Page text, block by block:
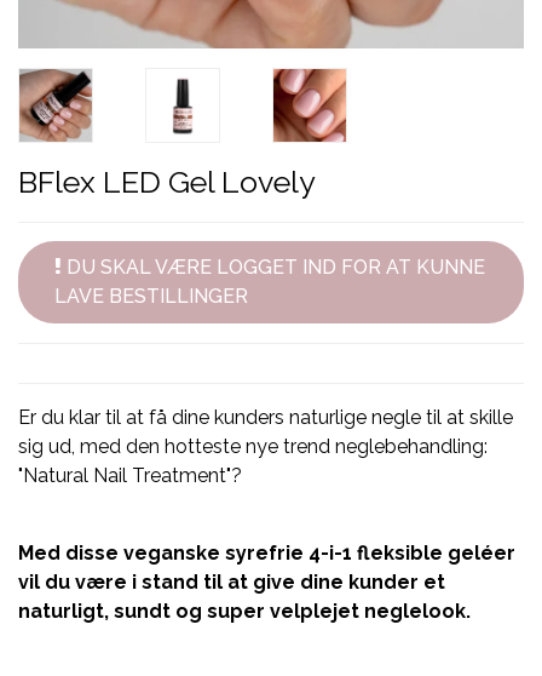
BFlex LED Gel Lovely
DU SKAL VÆRE LOGGET IND FOR AT KUNNE
LAVE BESTILLINGER
Er du klar til at få dine kunders naturlige negle til at skille
sig ud, med den hotteste nye trend neglebehandling:
"Natural Nail Treatment"?
Med disse veganske syrefrie 4-i-1 fleksible geléer
vil du være i stand til at give dine kunder et
naturligt, sundt og super velplejet neglelook.